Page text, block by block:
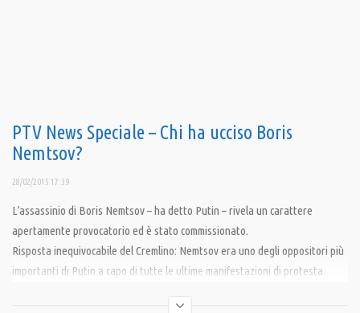
PTV News Speciale – Chi ha ucciso Boris
Nemtsov?
28/02/2015 17:39
L’assassinio di Boris Nemtsov – ha detto Putin – rivela un carattere
apertamente provocatorio ed è stato commissionato.
Risposta inequivocabile del Cremlino: Nemtsov era uno degli oppositori più
importanti di Putin a capo di tutte le ultime manifestazioni di protesta.